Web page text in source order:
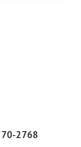
2768